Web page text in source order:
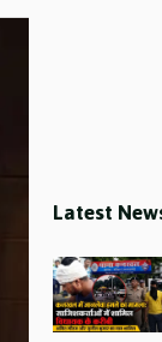
Latest